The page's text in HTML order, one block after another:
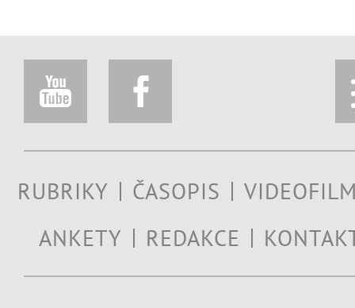
RUBRIKY ČASOPIS
ANKETY
REDAKCE